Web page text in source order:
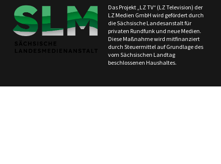
Das Projekt „LZ TV“ (LZ Television) der
LZ Medien GmbH wird gefördert durch
die Sächsische Landesanstalt für
privaten Rundfunk und neue Medien.
Diese Maßnahme wird mitfinanziert
durch Steuermittel auf Grundlage des
vom Sächsischen Landtag
beschlossenen Haushaltes.